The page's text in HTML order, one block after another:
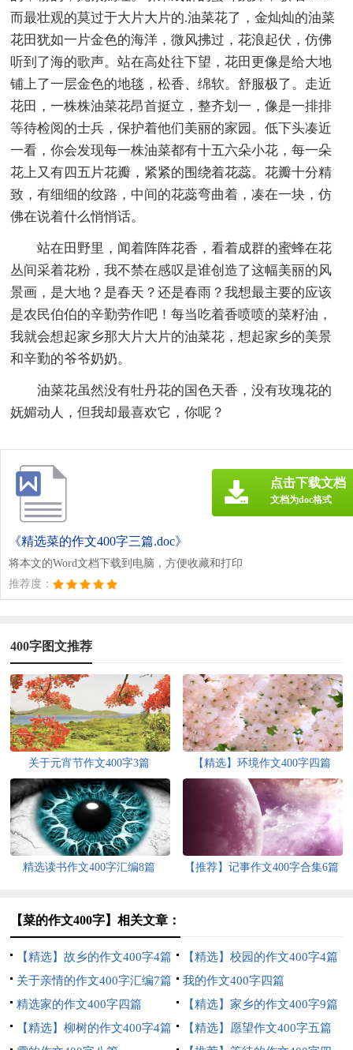
而最壮观的莫过于大片大片的.油菜花了，金灿灿的油菜
花田犹如一片金色的海洋，微风拂过，花浪起伏，仿佛
听到了海的歌声。站在高处往下望，花田更像是给大地
铺上了一层金色的地毯，松香、绵软。舒服极了。走近
花田，一株株油菜花昂首挺立，整齐划一，像是一排排
等待检阅的士兵，保护着他们美丽的家园。低下头凑近
一看，你会发现每一株油菜都有十五六朵小花，每一朵
花上又有四五片花瓣，紧紧的围绕着花蕊。花瓣十分精
致，有细细的纹路，中间的花蕊弯曲着，凑在一块，仿
佛在说着什么悄悄话。
站在田野里，闻着阵阵花香，看着成群的蜜蜂在花
丛间采着花粉，我不禁在感叹是谁创造了这幅美丽的风
景画，是大地？是春天？还是春雨？我想最主要的应该
是农民伯伯的辛勤劳作吧！每当吃着香喷喷的菜籽油，
我就会想起家乡那大片大片的油菜花，想起家乡的美景
和辛勤的爷爷奶奶。
油菜花虽然没有牡丹花的国色天香，没有玫瑰花的
妩媚动人，但我却最喜欢它，你呢？
《精选菜的作文400字三篇.doc》
将本文的Word文档下载到电脑，方便收藏和打印
推荐度：
点击下载文档
文档为doc格式
400字图文推荐
关于元宵节作文400字3篇 【精选】环境作文400字四篇
精选读书作文400字汇编8篇 【推荐】记事作文400字合集6篇
【菜的作文400字】相关文章：
【精选】故乡的作文400字4篇
【精选】校园的作文400字4篇
关于亲情的作文400字汇编7篇
我的作文400字四篇
精选家的作文400字四篇
【精选】家乡的作文400字9篇
【精选】柳树的作文400字4篇
【精选】愿望作文400字五篇